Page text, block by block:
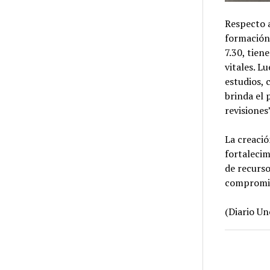
Respecto
7.30,
vitales.
estudios,
brinda el
La
de
(Diario